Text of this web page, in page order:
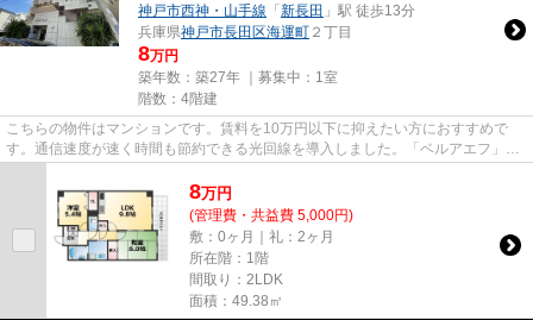
神戸市西神・山手線 「 新長田 」駅 徒歩13分
兵庫県神戸市長田区海運町 ２丁目
8万円
築年数：築27年 ｜募集中： 1室
階数：4階建
こちらの物件はマンションです。賃料を10万円以下に抑えたい方におすすめで
す。通信速度が速く時間も節約できる光回線を導入しました。「ベルアエフ」の
8万円
(管理費・共益費 5,000円)
敷：0ヶ月｜礼：2ヶ月
所在階：1階
間取り：2LDK
面積：49.38㎡